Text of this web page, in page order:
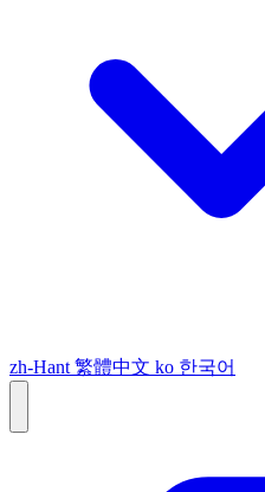
zh-Hant 繁體中文 ko 한국어